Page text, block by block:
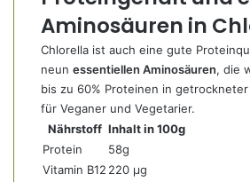
Aminosäuren in
Chlorella ist auch eine gute
neun essentiellen Aminosäuren, die
bis zu 60% Proteinen in
für Veganer und Vegetarier.
Nährstoff Inhalt in 100g
Protein
58g
Vitamin B12 220 µg